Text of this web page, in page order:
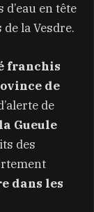
en tête
la Vesdre.
franchis
de
de
Gueule
des
dans les